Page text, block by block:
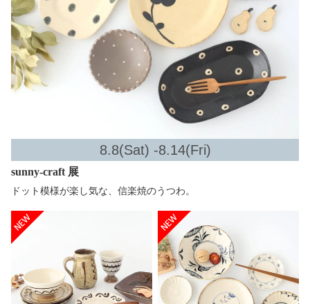
8.8(Sat) -8.14(Fri)
sunny-craft 展
ドット模様が楽し気な、信楽焼のうつわ。